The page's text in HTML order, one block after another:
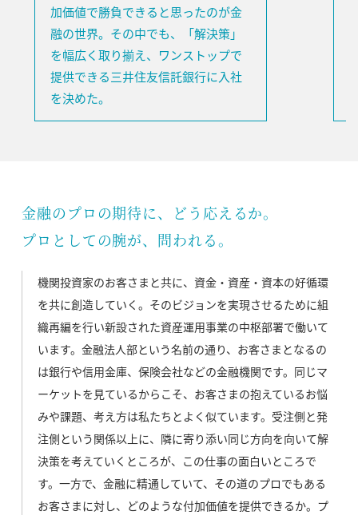
加価値で勝負できると思ったのが金
融の世界。その中でも、「解決策」
を幅広く取り揃え、ワンストップで
提供できる三井住友信託銀行に入社
を決めた。
金融のプロの期待に、どう応えるか。
プロとしての腕が、問われる。
機関投資家のお客さまと共に、資金・資産・資本の好循環
を共に創造していく。そのビジョンを実現させるために組
織再編を行い新設された資産運用事業の中枢部署で働いて
います。金融法人部という名前の通り、お客さまとなるの
は銀行や信用金庫、保険会社などの金融機関です。同じマ
ーケットを見ているからこそ、お客さまの抱えているお悩
みや課題、考え方は私たちとよく似ています。受注側と発
注側という関係以上に、隣に寄り添い同じ方向を向いて解
決策を考えていくところが、この仕事の面白いところで
す。一方で、金融に精通していて、その道のプロでもある
お客さまに対し、どのような付加価値を提供できるか。プ